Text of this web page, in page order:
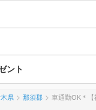
ント
県 那須郡
車通勤OK＊